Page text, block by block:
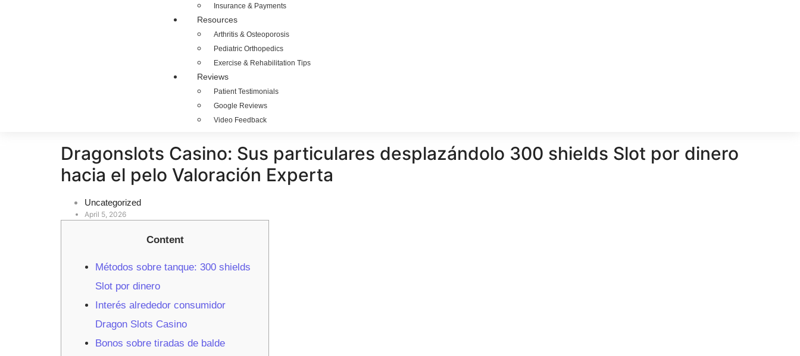
Insurance & Payments
Resources
Arthritis & Osteoporosis
Pediatric Orthopedics
Exercise & Rehabilitation Tips
Reviews
Patient Testimonials
Google Reviews
Video Feedback
Dragonslots Casino: Sus particulares desplazándolo 300 shields Slot por dinero
hacia el pelo Valoración Experta
Uncategorized
April 5, 2026
Content
Métodos sobre tanque: 300 shields
Slot por dinero
Interés alrededor consumidor
Dragon Slots Casino
Bonos sobre tiradas de balde